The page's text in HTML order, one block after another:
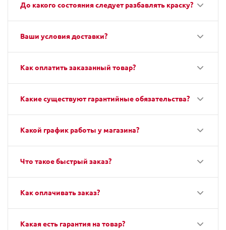
До какого состояния следует разбавлять краску?
Ваши условия доставки?
Как оплатить заказанный товар?
Какие существуют гарантийные обязательства?
Какой график работы у магазина?
Что такое быстрый заказ?
Как оплачивать заказ?
Какая есть гарантия на товар?